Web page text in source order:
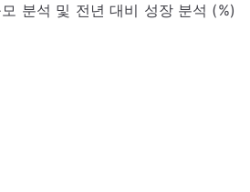
분석 및 전년 대비 성장 분석 (%)